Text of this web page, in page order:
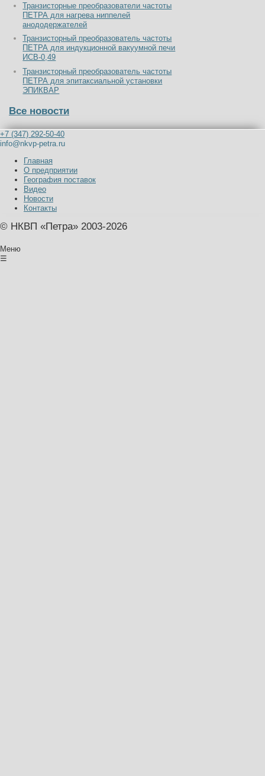
Транзисторные преобразователи частоты
ПЕТРА для нагрева ниппелей
анододержателей
Транзисторный преобразователь частоты
ПЕТРА для индукционной вакуумной печи
ИСВ-0,49
Транзисторный преобразователь частоты
ПЕТРА для эпитаксиальной установки
ЭПИКВАР
Все новости
+7 (347) 292-50-40
info@nkvp-petra.ru
Главная
О предприятии
География поставок
Видео
Новости
Контакты
© НКВП «Петра» 2003-2026
Меню
☰